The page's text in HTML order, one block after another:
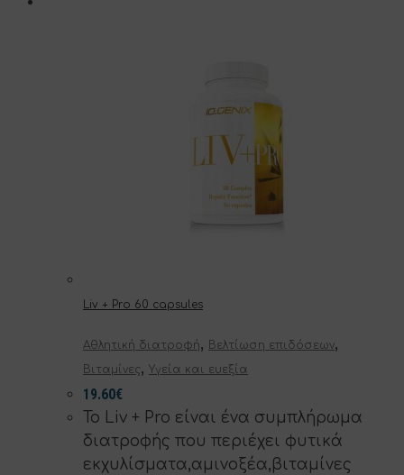
Liv + Pro 60 capsules
Αθλητική διατροφή, Βελτίωση επιδόσεων,
Βιταμίνες, Υγεία και ευεξία
19.60€
Το Liv + Pro είναι ένα συμπλήρωμα
διατροφής που περιέχει φυτικά
εκχυλίσματα,αμινοξέα,βιταμίνες